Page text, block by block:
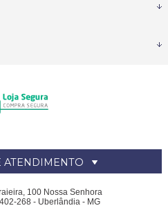
ATENDIMENTO
100 Nossa Senhora
268 - Uberlândia - MG